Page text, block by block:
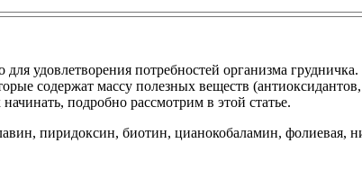
удовлетворения потребностей организма грудничка.
содержат массу полезных веществ
подробно рассмотрим в этой статье.
пиридоксин, биотин, цианокобаламин, фолиевая,